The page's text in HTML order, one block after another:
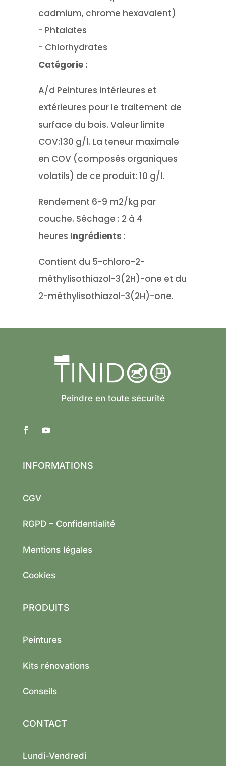
cadmium, chrome hexavalent)
- Phtalates
- Chlorhydrates
Catégorie :
A/d Peintures intérieures et
extérieures pour le traitement de
surface du bois. Valeur limite
COV:130 g/l. La teneur maximale
en COV (composés organiques
volatils) de ce produit: 10 g/l.
Rendement 6-9 m2/kg par
couche. Séchage : 2 à 4
heures Ingrédients :
Contient du 5-chloro-2-
méthylisothiazol-3(2H)-one et du
2-méthylisothiazol-3(2H)-one.
Peindre en toute sécurité
INFORMATIONS
CGV
RGPD – Confidentialité
Mentions légales
Cookies
PRODUITS
Peintures
Kits rénovations
Conseils
CONTACT
Lundi-Vendredi